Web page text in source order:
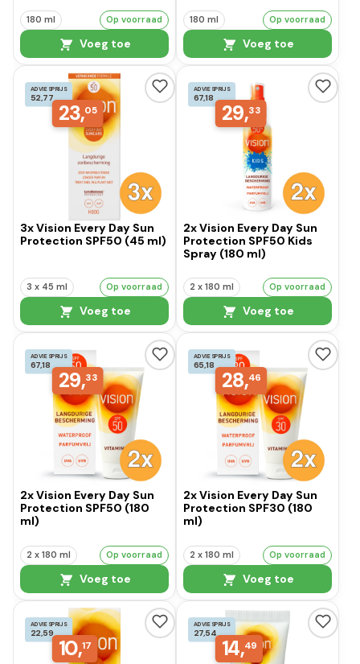
180 ml Op voorraad
Voeg toe
180 ml Op voorraad
Voeg toe
ADVIESPRIJS
52,77
23,05
3x Vision Every Day Sun
Protection SPF50 (45 ml)
3 x 45 ml Op voorraad
Voeg toe
ADVIESPRIJS
67,18
29,33
2x Vision Every Day Sun
Protection SPF50 Kids
Spray (180 ml)
2 x 180 ml Op voorraad
Voeg toe
ADVIESPRIJS
67,18
29,33
2x Vision Every Day Sun
Protection SPF50 (180
ml)
2 x 180 ml Op voorraad
Voeg toe
ADVIESPRIJS
65,18
28,46
2x Vision Every Day Sun
Protection SPF30 (180
ml)
2 x 180 ml Op voorraad
Voeg toe
ADVIESPRIJS
22,59
10,17
ADVIESPRIJS
27,54
14,49